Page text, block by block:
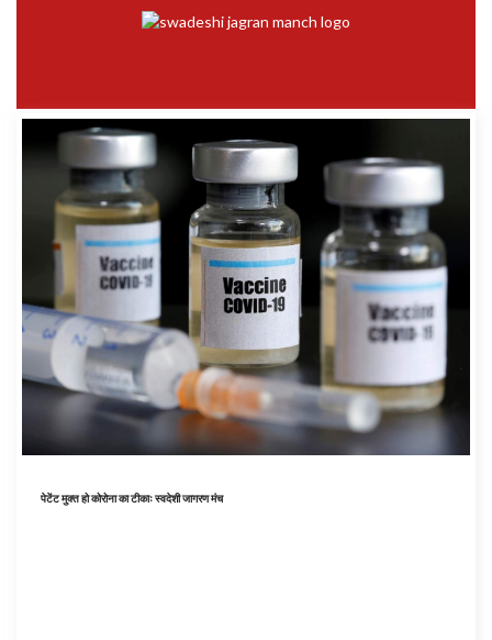
पेटेंट मुक्त हो कोरोना का टीकाः स्वदेशी जागरण मंच